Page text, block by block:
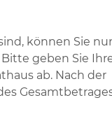
können Sie
geben Sie
ab. Nach der